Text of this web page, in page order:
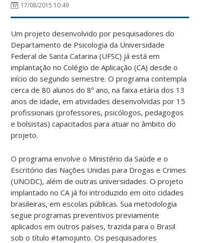
17/08/2015 10:49
Um projeto desenvolvido por pesquisadores do
Departamento de Psicologia da Universidade
Federal de Santa Catarina (UFSC) já está em
implantação no Colégio de Aplicação (CA) desde o
início do segundo semestre. O programa contempla
cerca de 80 alunos do 8º ano, na faixa etária dos 13
anos de idade, em atividades desenvolvidas por 15
profissionais (professores, psicólogos, pedagogos
e bolsistas) capacitados para atuar no âmbito do
projeto.
O programa envolve o Ministério da Saúde e o
Escritório das Nações Unidas para Drogas e Crimes
(UNODC), além de outras universidades. O projeto
implantado no CA já foi introduzido em oito cidades
brasileiras, em escolas públicas. Sua metodologia
segue programas preventivos previamente
aplicados em outros países, trazida para o Brasil
sob o título #tamojunto. Os pesquisadores